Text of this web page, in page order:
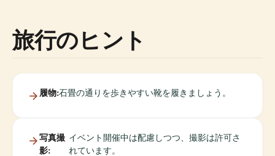
旅行のヒント
履物:石畳の通りを歩きやすい靴を履きましょう。
写真撮
影:
イベント開催中は配慮しつつ、撮影は許可さ
れています。